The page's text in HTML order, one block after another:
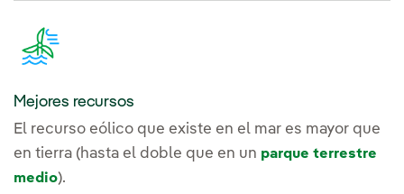
Mejores recursos
El recurso eólico que existe en el mar es mayor que
en tierra (hasta el doble que en un parque terrestre
medio).